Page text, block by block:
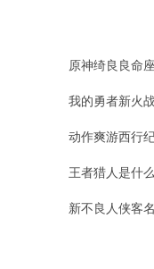
原神绮良良命
我的勇者新火
动作爽游西行
王者猎人是什
新不良人侠客